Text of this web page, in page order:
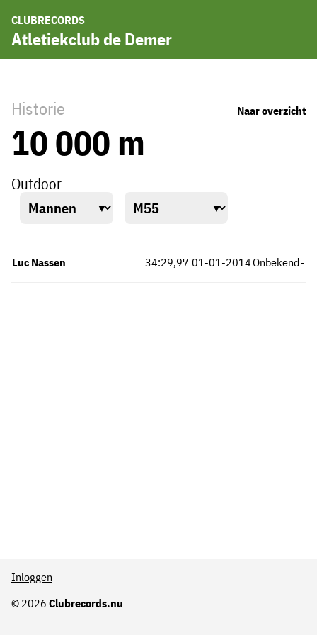
CLUBRECORDS
Atletiekclub de Demer
Historie Naar overzicht
10 000 m
Outdoor
Luc Nassen Onbekend
34:29,97 -
01-01-2014
© 2026 Clubrecords.nu
Inloggen